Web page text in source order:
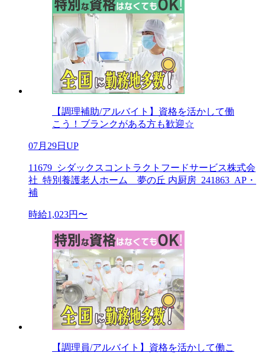
【調理補助/アルバイト】資格を活かして働
こう！ブランクがある方も歓迎☆
07月29日UP
11679_シダックスコントラクトフードサービス株式会
社_特別養護老人ホーム 夢の丘 内厨房_241863_AP・
補
時給1,023円〜
【調理員/アルバイト】資格を活かして働こ